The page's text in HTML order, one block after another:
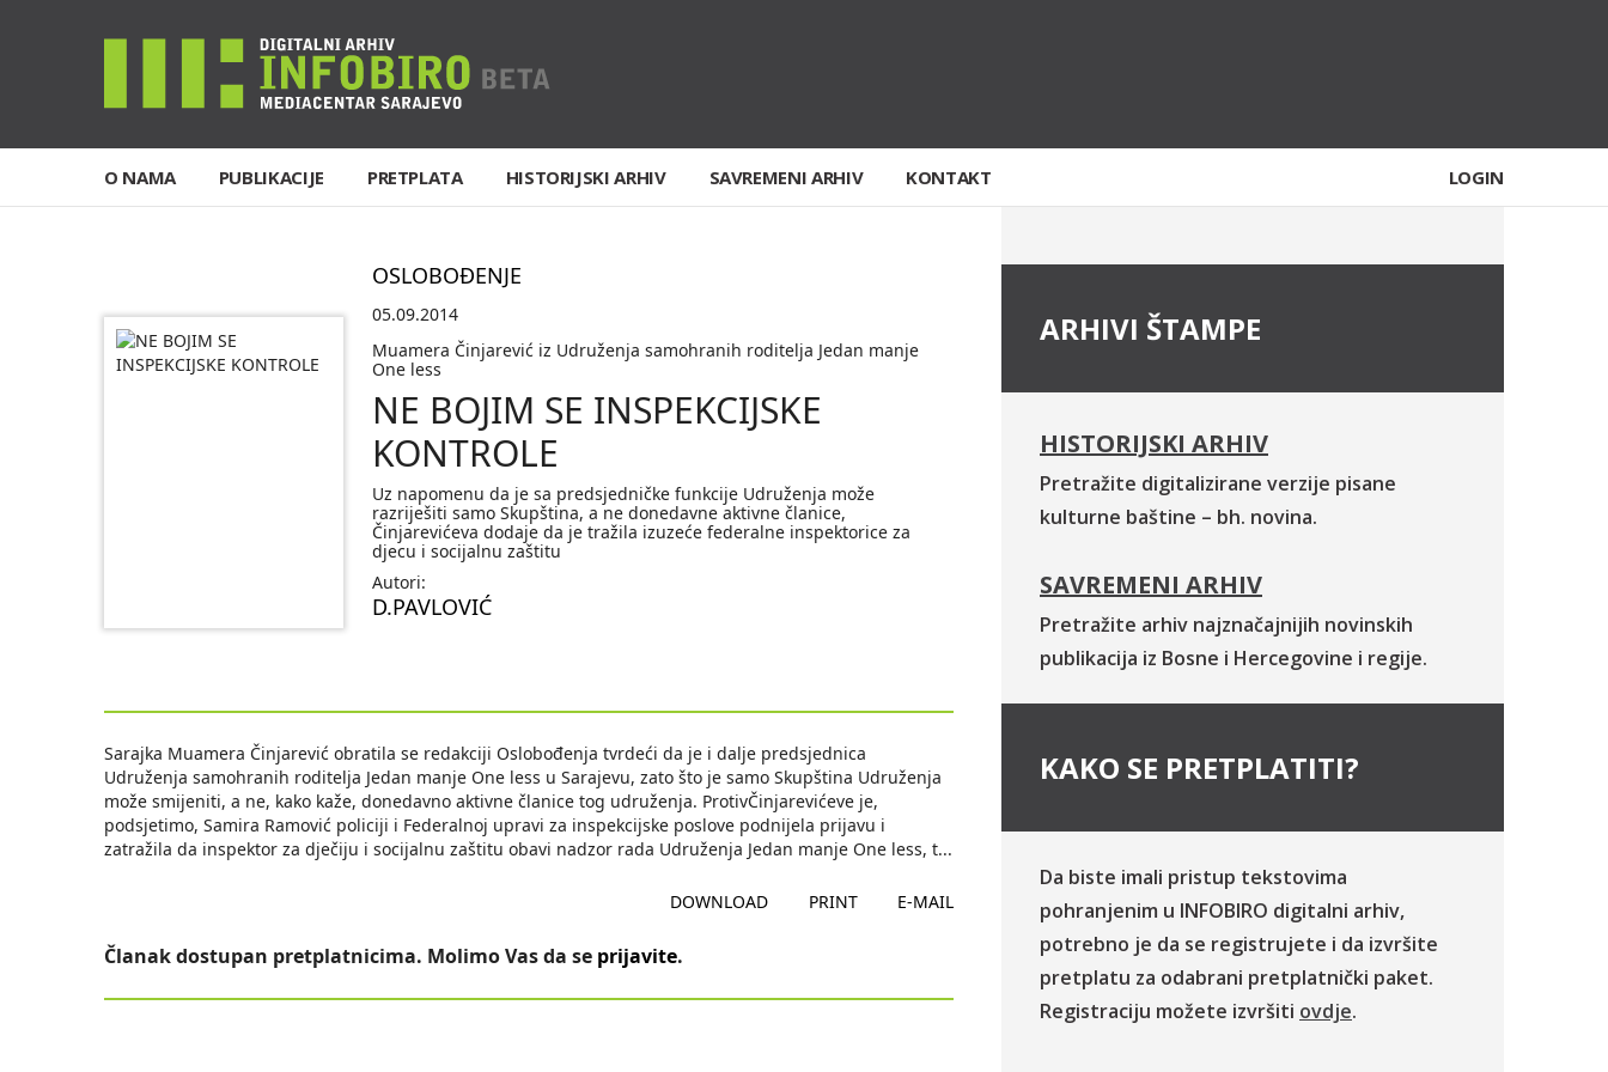
O NAMA PUBLIKACIJE PRETPLATA HISTORIJSKI ARHIV SAVREMENI ARHIV KONTAKT LOGIN
OSLOBOĐENJE
05.09.2014
Muamera Činjarević iz Udruženja samohranih roditelja Jedan manje
One less
NE BOJIM SE INSPEKCIJSKE
KONTROLE
Uz napomenu da je sa predsjedničke funkcije Udruženja može
razriješiti samo Skupština, a ne donedavne aktivne članice,
Činjarevićeva dodaje da je tražila izuzeće federalne inspektorice za
djecu i socijalnu zaštitu
Autori:
D.PAVLOVIĆ
Sarajka Muamera Činjarević obratila se redakciji Oslobođenja tvrdeći da je i dalje predsjednica
Udruženja samohranih roditelja Jedan manje One less u Sarajevu, zato što je samo Skupština Udruženja
može smijeniti, a ne, kako kaže, donedavno aktivne članice tog udruženja. ProtivČinjarevićeve je,
podsjetimo, Samira Ramović policiji i Federalnoj upravi za inspekcijske poslove podnijela prijavu i
zatražila da inspektor za dječiju i socijalnu zaštitu obavi nadzor rada Udruženja Jedan manje One less, t...
DOWNLOAD PRINT E-MAIL
Članak dostupan pretplatnicima. Molimo Vas da se prijavite.
ARHIVI ŠTAMPE
HISTORIJSKI ARHIV
Pretražite digitalizirane verzije pisane
kulturne baštine – bh. novina.
SAVREMENI ARHIV
Pretražite arhiv najznačajnijih novinskih
publikacija iz Bosne i Hercegovine i regije.
KAKO SE PRETPLATITI?
Da biste imali pristup tekstovima
pohranjenim u INFOBIRO digitalni arhiv,
potrebno je da se registrujete i da izvršite
pretplatu za odabrani pretplatnički paket.
Registraciju možete izvršiti ovdje.